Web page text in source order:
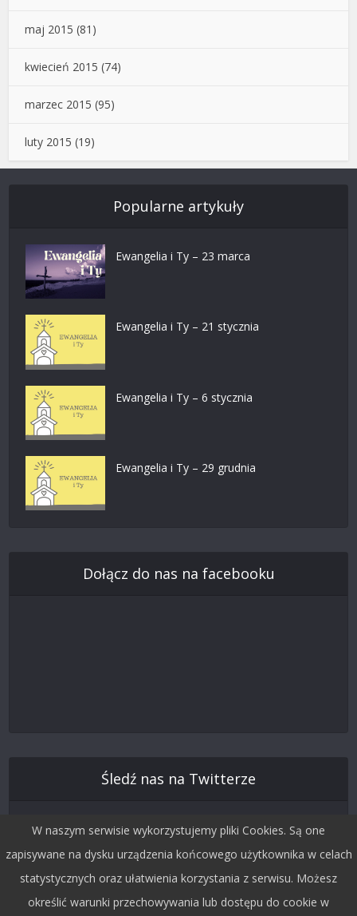
maj 2015 (81)
kwiecień 2015 (74)
marzec 2015 (95)
luty 2015 (19)
Popularne artykuły
Ewangelia i Ty – 23 marca
Ewangelia i Ty – 21 stycznia
Ewangelia i Ty – 6 stycznia
Ewangelia i Ty – 29 grudnia
Dołącz do nas na facebooku
Śledź nas na Twitterze
W naszym serwisie wykorzystujemy pliki Cookies. Są one
zapisywane na dysku urządzenia końcowego użytkownika w celach
statystycznych oraz ułatwienia korzystania z serwisu. Możesz
określić warunki przechowywania lub dostępu do cookie w